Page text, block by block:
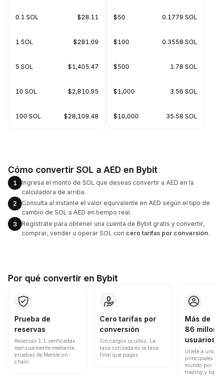
0.1 SOL $28.11
1 SOL $281.09
5 SOL $1,405.47
10 SOL $2,810.95
100 SOL $28,109.48
$50 0.1779 SOL
$100 0.3558 SOL
$500 1.78 SOL
$1,000 3.56 SOL
$10,000 35.58 SOL
Cómo convertir SOL a AED en Bybit
1
Ingresa el monto de SOL que deseas convertir a AED en la
calculadora de arriba.
2
Consulta al instante el valor equivalente en AED según el tipo de
cambio de SOL a AED en tiempo real.
3
Regístrate para obtener una cuenta de Bybit gratis y convertir,
comprar, vender u operar SOL con cero tarifas por conversión.
Por qué convertir en Bybit
Prueba de
reservas
Reservas 1:1 verificadas
mensualmente mediante
pruebas de Merkle on-
chain.
Cero tarifas por
conversión
Sin cargos ocultos. La
tasa cotizada es la tasa
final que pagas.
Más de
86
usuarios
Únete a uno
principales
mundo por
trading y